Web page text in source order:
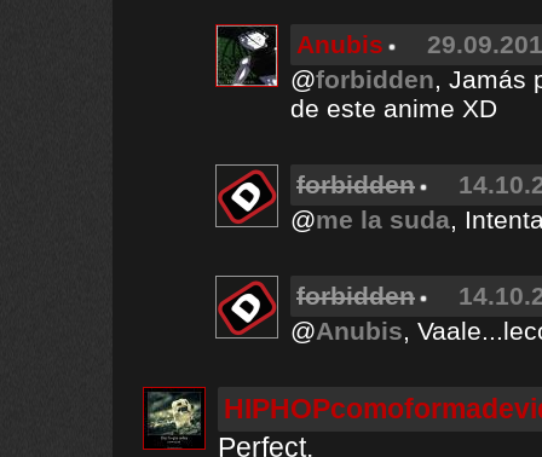
Anubis
@forbidden, Jamás
de este anime XD
forbidden
@me la suda,
forbidden
@Anubis,
Perfect.